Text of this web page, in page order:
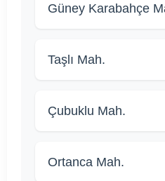
Güney Karabahçe
Taşlı Mah.
Çubuklu Mah.
Ortanca Mah.